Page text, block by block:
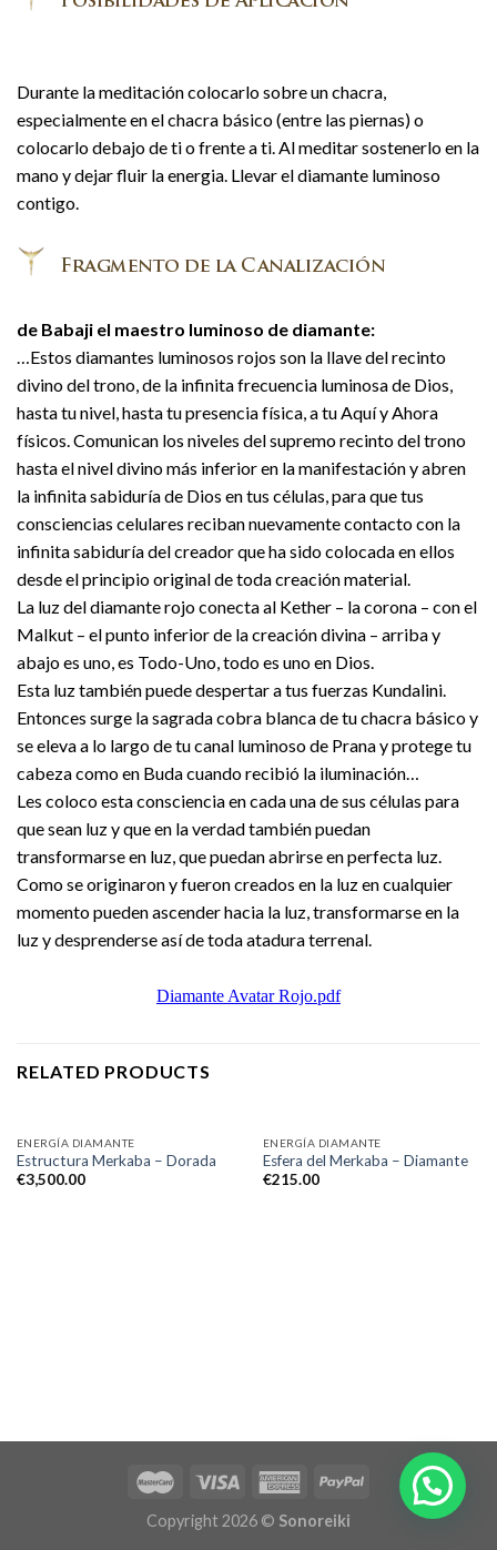
Durante la meditación colocarlo sobre un chacra,
especialmente en el chacra básico (entre las piernas) o
colocarlo debajo de ti o frente a ti. Al meditar sostenerlo en la
mano y dejar fluir la energia. Llevar el diamante luminoso
contigo.
de Babaji el maestro luminoso de diamante:
…Estos diamantes luminosos rojos son la llave del recinto
divino del trono, de la infinita frecuencia luminosa de Dios,
hasta tu nivel, hasta tu presencia física, a tu Aquí y Ahora
físicos. Comunican los niveles del supremo recinto del trono
hasta el nivel divino más inferior en la manifestación y abren
la infinita sabiduría de Dios en tus células, para que tus
consciencias celulares reciban nuevamente contacto con la
infinita sabiduría del creador que ha sido colocada en ellos
desde el principio original de toda creación material.
La luz del diamante rojo conecta al Kether – la corona – con el
Malkut – el punto inferior de la creación divina – arriba y
abajo es uno, es Todo-Uno, todo es uno en Dios.
Esta luz también puede despertar a tus fuerzas Kundalini.
Entonces surge la sagrada cobra blanca de tu chacra básico y
se eleva a lo largo de tu canal luminoso de Prana y protege tu
cabeza como en Buda cuando recibió la iluminación…
Les coloco esta consciencia en cada una de sus células para
que sean luz y que en la verdad también puedan
transformarse en luz, que puedan abrirse en perfecta luz.
Como se originaron y fueron creados en la luz en cualquier
momento pueden ascender hacia la luz, transformarse en la
luz y desprenderse así de toda atadura terrenal.
Diamante Avatar Rojo.pdf
RELATED PRODUCTS
ENERGÍA DIAMANTE
Estructura Merkaba – Dorada
€3,500.00
ENERGÍA DIAMANTE
Esfera del Merkaba – Diamante
€215.00
Copyright 2026 © Sonoreiki